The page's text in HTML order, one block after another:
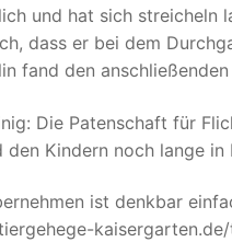
und hat sich streicheln
dass er bei dem
fand den
Die Patenschaft für
Kindern noch lange in
ist denkbar